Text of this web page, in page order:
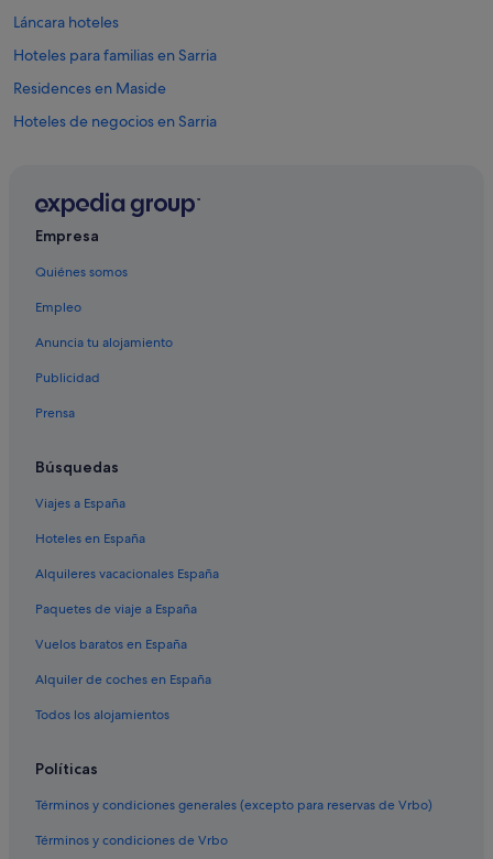
Láncara hoteles
Hoteles para familias en Sarria
Residences en Maside
Hoteles de negocios en Sarria
Hoteles con gimnasio en Sarria
Pensiones en Sarria
Hoteles cerca de Plaza Sarria
Chalets en Sarria
Condominios en Sarria
Hoteles de 5 estrellas en Sabenche
Casas de campo en Sarria
Albergues en Biville
Nabas hoteles
Casas privadas de vacaciones en Sarria
Albergues en Sabenche
Pensiones en Samos
Hoteles con bar en Sarria
Hoteles cerca de Club de golf El Pilar - Sarria
Empresa
Quiénes somos
Empleo
Anuncia tu alojamiento
Publicidad
Prensa
Búsquedas
Viajes a España
Hoteles en España
Alquileres vacacionales España
Paquetes de viaje a España
Vuelos baratos en España
Alquiler de coches en España
Todos los alojamientos
Políticas
Términos y condiciones generales (excepto para reservas de Vrbo)
Términos y condiciones de Vrbo